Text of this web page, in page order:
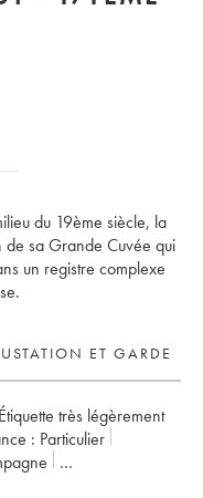
du 19ème siècle, la
de sa Grande Cuvée qui
un registre complexe
ET GARDE
très légèrement
: particulier